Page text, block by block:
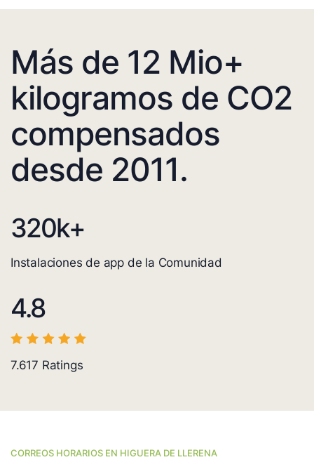
Más de 12 Mio+
kilogramos de CO2
compensados
desde 2011.
320k+
Instalaciones de app de la Comunidad
4.8
7.617 Ratings
CORREOS HORARIOS EN HIGUERA DE LLERENA